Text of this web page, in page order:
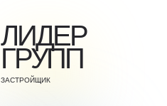
ЛИДЕР
ГРУПП
ЗАСТРОЙЩИК